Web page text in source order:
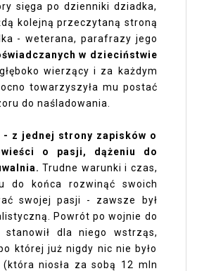
sięga po dzienniki dziadka,
kolejną przeczytaną stroną
- weterana, parafrazy jego
w dzieciństwie
wierzący i za każdym
towarzyszyła mu postać
do naśladowania.
- z jednej strony zapisków o
o pasji, dążeniu do
Trudne warunki i czas,
do końca rozwinąć swoich
swojej pasji - zawsze był
Powrót po wojnie do
dla niego wstrząs,
której już nigdy nic nie było
niosła za sobą 12 mln